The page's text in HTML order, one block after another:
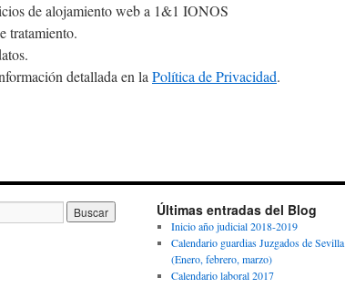
de alojamiento web a 1&1 IONOS
tratamiento.
detallada en la Política de Privacidad.
Últimas entradas del Blog
Inicio año judicial 2018-2019
Calendario guardias Juzgados de Sevilla
(Enero, febrero, marzo)
Calendario laboral 2017